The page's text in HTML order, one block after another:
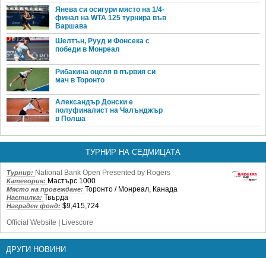
Янева си осигури място на 1/4-
финал на WTA 125 турнира във
Варшава
Шелтън, Рууд и Фонсека с
победи в Монреал
Рибакина оцеля в първия си
мач в Торонто
Александър Донски е
полуфиналист на Чалънджър
в Полша
ТУРНИР НА СЕДМИЦАТА
Турнир: National Bank Open Presented by Rogers
Категория: Мастърс 1000
Място на провеждане: Торонто / Монреал, Канада
Настилка: Твърда
Награден фонд: $9,415,724
Official Website
Livescore
ДРУГИ НОВИНИ